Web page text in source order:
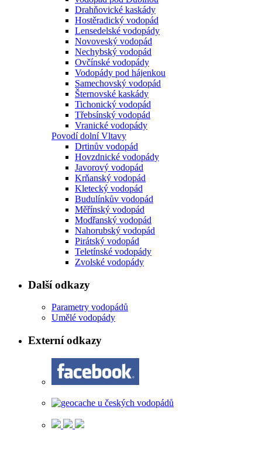
Drahňovické kaskády
Hostěradický vodopád
Lensedelské vodopády
Novoveský vodopád
Nechybský vodopád
Ovčínské vodopády
Vodopády pod hájenkou
Samechovský vodopád
Šternovské kaskády
Tichonický vodopád
Třebsínský vodopád
Vranické vodopády
Povodí dolní Vltavy
Drtinův vodopád
Hovzdnické vodopády
Javorový vodopád
Krňanský vodopád
Kletecký vodopád
Budulínkův vodopád
Měřínský vodopád
Modřanský vodopád
Nahorubský vodopád
Pirátský vodopád
Teletínské vodopády
Zvolské vodopády
Další odkazy
Parametry vodopádů
Umělé vodopády
Externí odkazy